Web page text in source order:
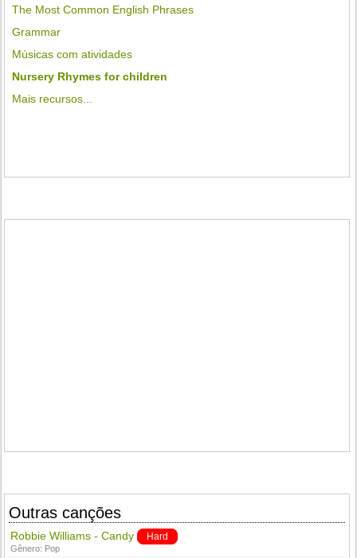
The Most Common English Phrases
Grammar
Músicas com atividades
Nursery Rhymes for children
Mais recursos...
Outras canções
Robbie Williams - Candy Hard
Gênero: Pop